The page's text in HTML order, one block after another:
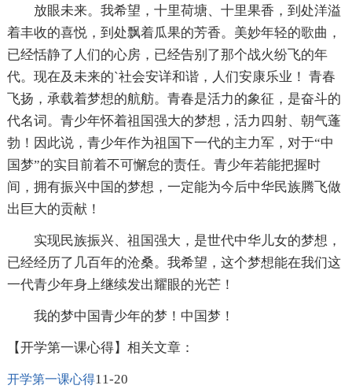
放眼未来。我希望，十里荷塘、十里果香，到处洋溢
着丰收的喜悦，到处飘着瓜果的芳香。美妙年轻的歌曲，
已经恬静了人们的心房，已经告别了那个战火纷飞的年
代。现在及未来的`社会安详和谐，人们安康乐业！ 青春
飞扬，承载着梦想的航舫。青春是活力的象征，是奋斗的
代名词。青少年怀着祖国强大的梦想，活力四射、朝气蓬
勃！因此说，青少年作为祖国下一代的主力军，对于“中
国梦”的实目前着不可懈怠的责任。青少年若能把握时
间，拥有振兴中国的梦想，一定能为今后中华民族腾飞做
出巨大的贡献！
实现民族振兴、祖国强大，是世代中华儿女的梦想，
已经经历了几百年的沧桑。我希望，这个梦想能在我们这
一代青少年身上继续发出耀眼的光芒！
我的梦中国青少年的梦！中国梦！
【开学第一课心得】相关文章：
开学第一课心得11-20